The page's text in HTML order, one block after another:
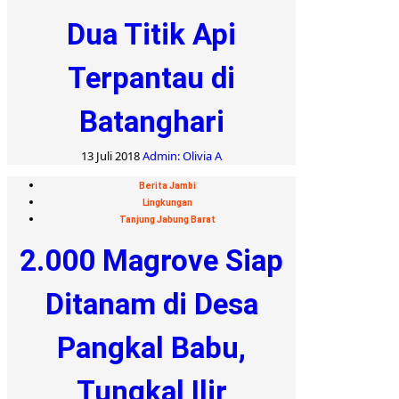
Dua Titik Api
Terpantau di
Batanghari
13 Juli 2018Admin: Olivia A
Berita Jambi
Lingkungan
Tanjung Jabung Barat
2.000 Magrove Siap
Ditanam di Desa
Pangkal Babu,
Tungkal Ilir